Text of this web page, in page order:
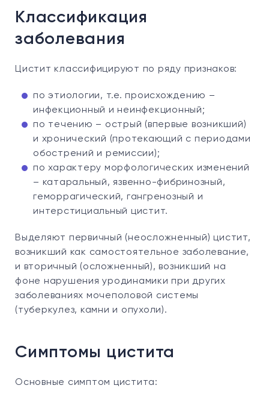
Классификация
заболевания
Цистит классифицируют по ряду признаков:
по этиологии, т.е. происхождению –
инфекционный и неинфекционный;
по течению – острый (впервые возникший)
и хронический (протекающий с периодами
обострений и ремиссии);
по характеру морфологических изменений
– катаральный, язвенно-фибринозный,
геморрагический, гангренозный и
интерстициальный цистит.
Выделяют первичный (неосложненный) цистит,
возникший как самостоятельное заболевание,
и вторичный (осложненный), возникший на
фоне нарушения уродинамики при других
заболеваниях мочеполовой системы
(туберкулез, камни и опухоли).
Симптомы цистита
Основные симптом цистита: